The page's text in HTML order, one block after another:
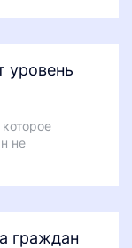
уровень
не
граждан